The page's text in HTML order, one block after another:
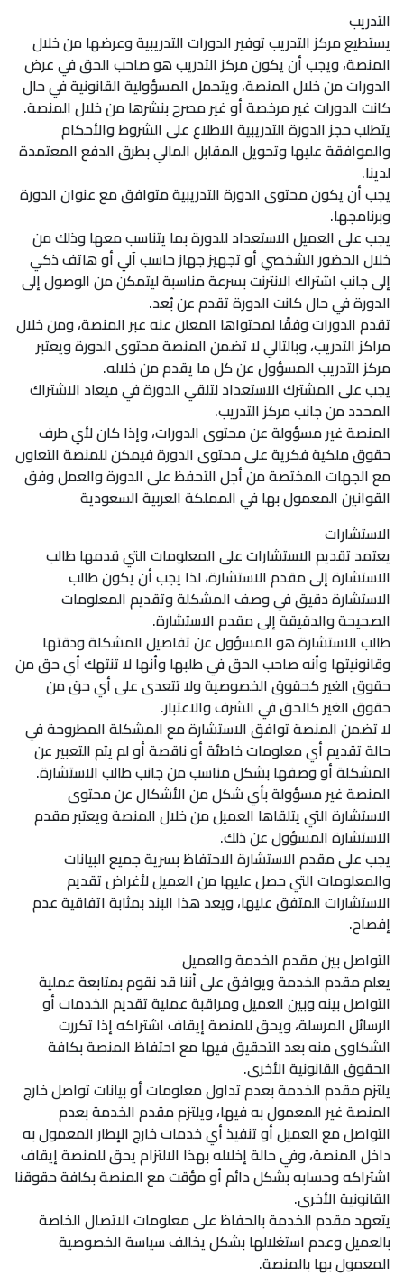
التدريب
يستطيع مركز التدريب توفير الدورات التدريبية وعرضها من خلال
المنصة، ويجب أن يكون مركز التدريب هو صاحب الحق في عرض
الدورات من خلال المنصة، ويتحمل المسؤولية القانونية في حال
كانت الدورات غير مرخصة أو غير مصرح بنشرها من خلال المنصة.
يتطلب حجز الدورة التدريبية الاطلاع على الشروط والأحكام
والموافقة عليها وتحويل المقابل المالي بطرق الدفع المعتمدة
لدينا.
يجب أن يكون محتوى الدورة التدريبية متوافق مع عنوان الدورة
وبرنامجها.
يجب على العميل الاستعداد للدورة بما يتناسب معها وذلك من
خلال الحضور الشخصي أو تجهيز جهاز حاسب آلي أو هاتف ذكي
إلى جانب اشتراك الانترنت بسرعة مناسبة ليتمكن من الوصول إلى
الدورة في حال كانت الدورة تقدم عن بُعد.
تقدم الدورات وفقًا لمحتواها المعلن عنه عبر المنصة، ومن خلال
مراكز التدريب، وبالتالي لا تضمن المنصة محتوى الدورة ويعتبر
مركز التدريب المسؤول عن كل ما يقدم من خلاله.
يجب على المشترك الاستعداد لتلقي الدورة في ميعاد الاشتراك
المحدد من جانب مركز التدريب.
المنصة غير مسؤولة عن محتوى الدورات، وإذا كان لأي طرف
حقوق ملكية فكرية على محتوى الدورة فيمكن للمنصة التعاون
مع الجهات المختصة من أجل التحفظ على الدورة والعمل وفق
القوانين المعمول بها في المملكة العربية السعودية
الاستشارات
يعتمد تقديم الاستشارات على المعلومات التي قدمها طالب
الاستشارة إلى مقدم الاستشارة، لذا يجب أن يكون طالب
الاستشارة دقيق في وصف المشكلة وتقديم المعلومات
الصحيحة والدقيقة إلى مقدم الاستشارة.
طالب الاستشارة هو المسؤول عن تفاصيل المشكلة ودقتها
وقانونيتها وأنه صاحب الحق في طلبها وأنها لا تنتهك أي حق من
حقوق الغير كحقوق الخصوصية ولا تتعدى على أي حق من
حقوق الغير كالحق في الشرف والاعتبار.
لا تضمن المنصة توافق الاستشارة مع المشكلة المطروحة في
حالة تقديم أي معلومات خاطئة أو ناقصة أو لم يتم التعبير عن
المشكلة أو وصفها بشكل مناسب من جانب طالب الاستشارة.
المنصة غير مسؤولة بأي شكل من الأشكال عن محتوى
الاستشارة التي يتلقاها العميل من خلال المنصة ويعتبر مقدم
الاستشارة المسؤول عن ذلك.
يجب على مقدم الاستشارة الاحتفاظ بسرية جميع البيانات
والمعلومات التي حصل عليها من العميل لأغراض تقديم
الاستشارات المتفق عليها، ويعد هذا البند بمثابة اتفاقية عدم
إفصاح.
التواصل بين مقدم الخدمة والعميل
يعلم مقدم الخدمة ويوافق على أننا قد نقوم بمتابعة عملية
التواصل بينه وبين العميل ومراقبة عملية تقديم الخدمات أو
الرسائل المرسلة، ويحق للمنصة إيقاف اشتراكه إذا تكررت
الشكاوى منه بعد التحقيق فيها مع احتفاظ المنصة بكافة
الحقوق القانونية الأخرى.
يلتزم مقدم الخدمة بعدم تداول معلومات أو بيانات تواصل خارج
المنصة غير المعمول به فيها، ويلتزم مقدم الخدمة بعدم
التواصل مع العميل أو تنفيذ أي خدمات خارج الإطار المعمول به
داخل المنصة، وفي حالة إخلاله بهذا الالتزام يحق للمنصة إيقاف
اشتراكه وحسابه بشكل دائم أو مؤقت مع المنصة بكافة حقوقنا
القانونية الأخرى.
يتعهد مقدم الخدمة بالحفاظ على معلومات الاتصال الخاصة
بالعميل وعدم استغلالها بشكل يخالف سياسة الخصوصية
المعمول بها بالمنصة.